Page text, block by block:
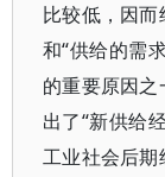
比较低，因
和“供给的需
的重要原因
出了“新供给
工业社会后